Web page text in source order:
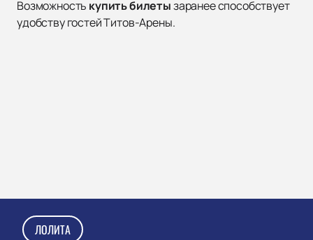
Возможность купить билетызаранее способствует
удобству гостей Титов-Арены.
ЛОЛИТА